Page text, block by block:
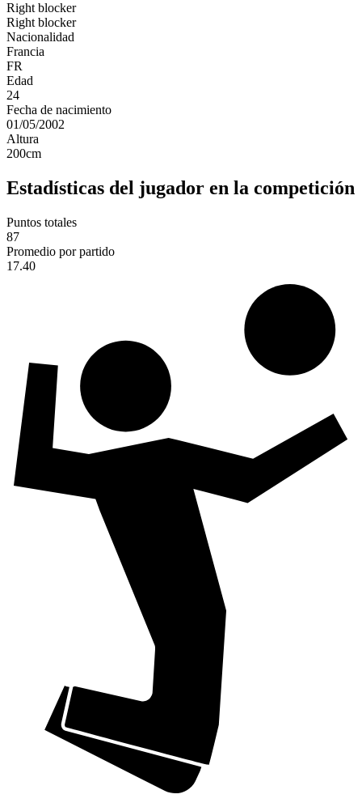
Right blocker
Right blocker
Nacionalidad
Francia
FR
Edad
24
Fecha de nacimiento
01/05/2002
Altura
200cm
Estadísticas del jugador en la competición
Puntos totales
87
Promedio por partido
17.40